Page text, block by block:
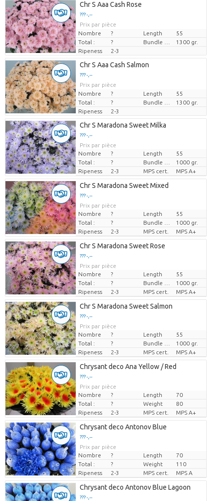
Chr S Aaa Cash Rose
??? -,--
Prix par pièce
Nombre
? Length
55
Total :
?
1300 gr.
Ripeness
2-3
Chr S Aaa Cash Salmon
??? -,--
Prix par pièce
Nombre
? Length
55
Total :
?
1300 gr.
Ripeness
2-3
Chr S Maradona Sweet Milka
??? -,--
Prix par pièce
Nombre
? Length
55
Total :
?
1000 gr.
Ripeness
2-3 MPS cert. MPS A+
Chr S Maradona Sweet Mixed
??? -,--
Prix par pièce
Nombre
? Length
55
Total :
?
1000 gr.
Ripeness
2-3 MPS cert. MPS A+
Chr S Maradona Sweet Rose
??? -,--
Prix par pièce
Nombre
? Length
55
Total :
?
1000 gr.
Ripeness
2-3 MPS cert. MPS A+
Chr S Maradona Sweet Salmon
??? -,--
Prix par pièce
Nombre
? Length
55
Total :
?
1000 gr.
Ripeness
2-3 MPS cert. MPS A+
Chrysant deco Ana Yellow / Red
??? -,--
Prix par pièce
Nombre
? Length
70
Total :
? Weight
80
Ripeness
2-3 MPS cert. MPS A+
Chrysant deco Antonov Blue
??? -,--
Prix par pièce
Nombre
? Length
70
Total :
? Weight
110
Ripeness
2-3 MPS cert. MPS A
Chrysant deco Antonov Blue Lagoon
??? -,--